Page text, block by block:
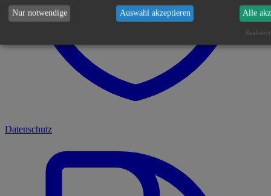
Datenschutz
Nur notwendige Auswahl akzeptieren Alle